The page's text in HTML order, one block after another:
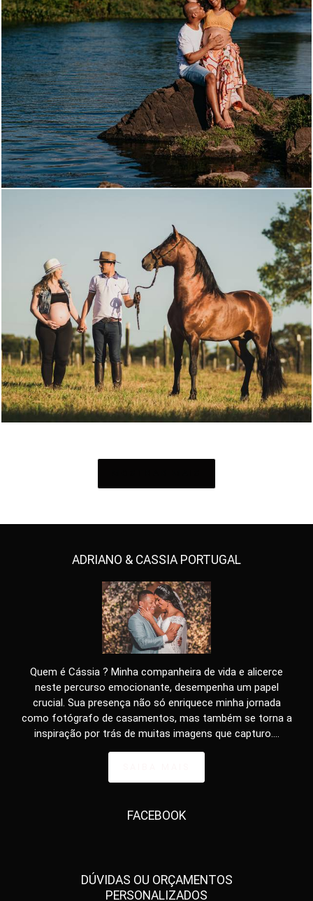
1687 0
3449 108
ADRIANO & CASSIA PORTUGAL
Quem é Cássia ? Minha companheira de vida e alicerce
neste percurso emocionante, desempenha um papel
crucial. Sua presença não só enriquece minha jornada
como fotógrafo de casamentos, mas também se torna a
inspiração por trás de muitas imagens que capturo....
FACEBOOK
DÚVIDAS OU ORÇAMENTOS
PERSONALIZADOS